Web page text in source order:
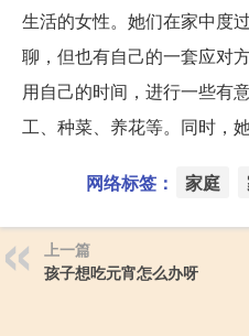
生活的女性。她们在家中度
聊，但也有自己的一套应对
用自己的时间，进行一些有
工、种菜、养花等。同时，
网络标签： 家庭
上一篇
孩子想吃元宵怎么办呀